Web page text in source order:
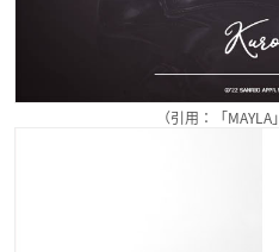
（引用：「MAYLA」